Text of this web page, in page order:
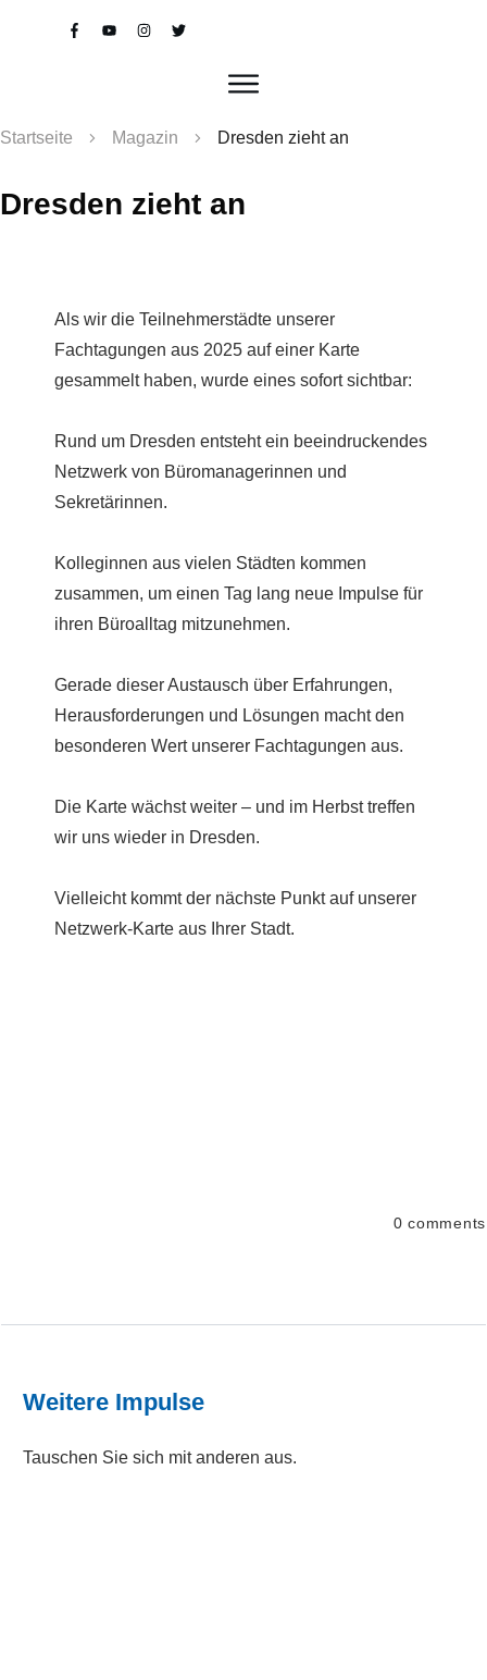
Startseite Magazin Dresden zieht an
Dresden zieht an
Als wir die Teilnehmerstädte unserer
Fachtagungen aus 2025 auf einer Karte
gesammelt haben, wurde eines sofort sichtbar:
Rund um Dresden entsteht ein beeindruckendes
Netzwerk von Büromanagerinnen und
Sekretärinnen.
Kolleginnen aus vielen Städten kommen
zusammen, um einen Tag lang neue Impulse für
ihren Büroalltag mitzunehmen.
Gerade dieser Austausch über Erfahrungen,
Herausforderungen und Lösungen macht den
besonderen Wert unserer Fachtagungen aus.
Die Karte wächst weiter – und im Herbst treffen
wir uns wieder in Dresden.
Vielleicht kommt der nächste Punkt auf unserer
Netzwerk-Karte aus Ihrer Stadt.
0 comments
Weitere Impulse
Tauschen Sie sich mit anderen aus.